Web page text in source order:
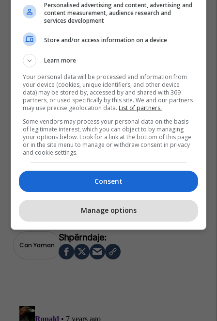
Can Yaman
Personalised advertising and content, advertising and
content measurement, audience research and
services development
Store and/or access information on a device
Learn more
Your personal data will be processed and information from
your device (cookies, unique identifiers, and other device
data) may be stored by, accessed by and shared with 369
partners, or used specifically by this site. We and our partners
may use precise geolocation data. List of partners.
Some vendors may process your personal data on the basis
of legitimate interest, which you can object to by managing
your options below. Look for a link at the bottom of this page
or in the site menu to manage or withdraw consent in privacy
and cookie settings.
Consent
Manage options